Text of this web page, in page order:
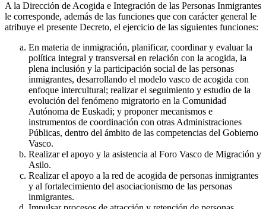
A la Dirección de Acogida e Integración de las Personas Inmigrantes
le corresponde, además de las funciones que con carácter general le
atribuye el presente Decreto, el ejercicio de las siguientes funciones:
En materia de inmigración, planificar, coordinar y evaluar la
política integral y transversal en relación con la acogida, la
plena inclusión y la participación social de las personas
inmigrantes, desarrollando el modelo vasco de acogida con
enfoque intercultural; realizar el seguimiento y estudio de la
evolución del fenómeno migratorio en la Comunidad
Autónoma de Euskadi; y proponer mecanismos e
instrumentos de coordinación con otras Administraciones
Públicas, dentro del ámbito de las competencias del Gobierno
Vasco.
Realizar el apoyo y la asistencia al Foro Vasco de Migración y
Asilo.
Realizar el apoyo a la red de acogida de personas inmigrantes
y al fortalecimiento del asociacionismo de las personas
inmigrantes.